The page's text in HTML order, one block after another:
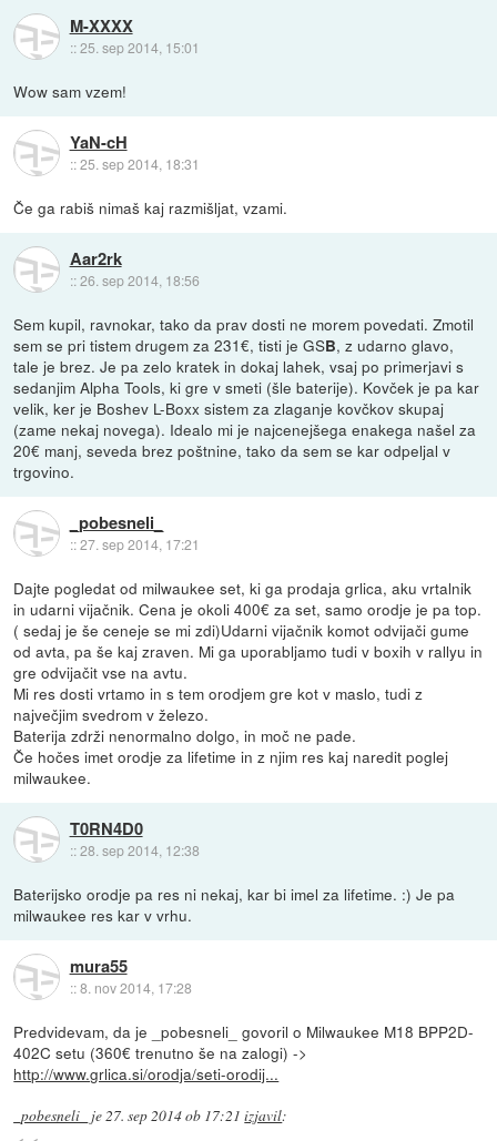
M-XXXX
::25. sep 2014, 15:01
Wow sam vzem!
YaN-cH
::25. sep 2014, 18:31
Če ga rabiš nimaš kaj razmišljat, vzami.
Aar2rk
::26. sep 2014, 18:56
Sem kupil, ravnokar, tako da prav dosti ne morem povedati. Zmotil
sem se pri tistem drugem za 231€, tisti je GSB, z udarno glavo,
tale je brez. Je pa zelo kratek in dokaj lahek, vsaj po primerjavi s
sedanjim Alpha Tools, ki gre v smeti (šle baterije). Kovček je pa kar
velik, ker je Boshev L-Boxx sistem za zlaganje kovčkov skupaj
(zame nekaj novega). Idealo mi je najcenejšega enakega našel za
20€ manj, seveda brez poštnine, tako da sem se kar odpeljal v
trgovino.
_pobesneli_
::27. sep 2014, 17:21
Dajte pogledat od milwaukee set, ki ga prodaja grlica, aku vrtalnik
in udarni vijačnik. Cena je okoli 400€ za set, samo orodje je pa top.
( sedaj je še ceneje se mi zdi)Udarni vijačnik komot odvijači gume
od avta, pa še kaj zraven. Mi ga uporabljamo tudi v boxih v rallyu in
gre odvijačit vse na avtu.
Mi res dosti vrtamo in s tem orodjem gre kot v maslo, tudi z
največjim svedrom v železo.
Baterija zdrži nenormalno dolgo, in moč ne pade.
Če hočes imet orodje za lifetime in z njim res kaj naredit poglej
milwaukee.
T0RN4D0
::28. sep 2014, 12:38
Baterijsko orodje pa res ni nekaj, kar bi imel za lifetime. :) Je pa
milwaukee res kar v vrhu.
mura55
::8. nov 2014, 17:28
Predvidevam, da je _pobesneli_ govoril o Milwaukee M18 BPP2D-
402C setu (360€ trenutno še na zalogi) ->
http://www.grlica.si/orodja/seti-orodij...
_pobesneli_ je27. sep 2014 ob 17:21 izjavil: